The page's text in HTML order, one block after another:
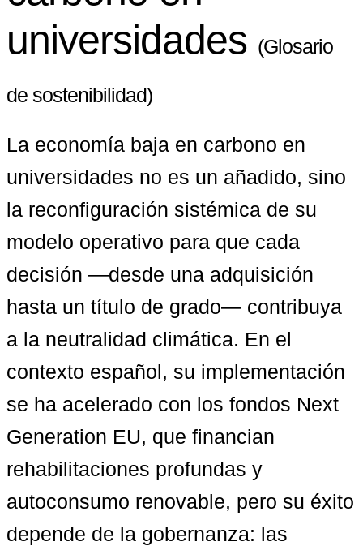
universidades (Glosario
de sostenibilidad)
La economía baja en carbono en
universidades no es un añadido, sino
la reconfiguración sistémica de su
modelo operativo para que cada
decisión —desde una adquisición
hasta un título de grado— contribuya
a la neutralidad climática. En el
contexto español, su implementación
se ha acelerado con los fondos Next
Generation EU, que financian
rehabilitaciones profundas y
autoconsumo renovable, pero su éxito
depende de la gobernanza: las